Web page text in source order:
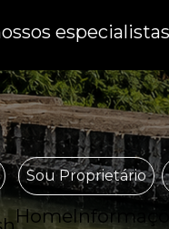
Sou Proprietário
Home